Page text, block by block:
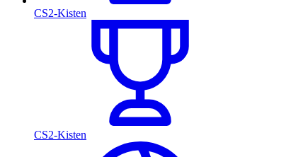
CS2-Kisten
CS2-Kisten